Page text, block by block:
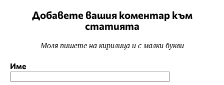
Добавете вашия коментар към
статията
Моля пишете на кирилица и с малки букви
Име